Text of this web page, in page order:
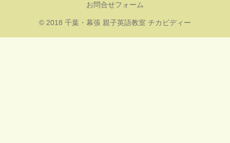
お問合せフォーム
© 2018 千葉・幕張 親子英語教室 チカビディー